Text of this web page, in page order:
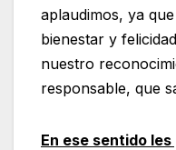
aplaudimos, ya
bienestar y
nuestro
responsable, que
En ese sentido